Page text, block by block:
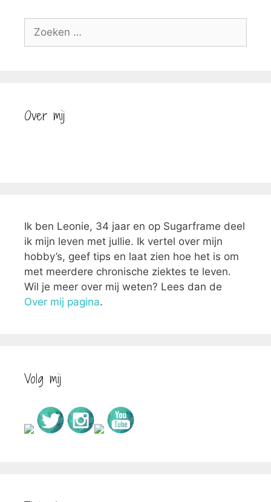
naar:
Over mij
Ik ben Leonie, 34 jaar en op Sugarframe deel
ik mijn leven met jullie. Ik vertel over mijn
hobby’s, geef tips en laat zien hoe het is om
met meerdere chronische ziektes te leven.
Wil je meer over mij weten? Lees dan de
Over mij pagina.
Volg mij